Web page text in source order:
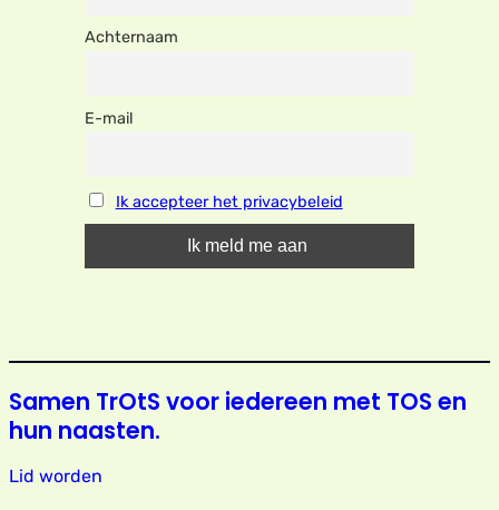
Achternaam
E-mail
Ik accepteer het privacybeleid
Samen TrOtS voor iedereen met TOS en
hun naasten.
Lid worden